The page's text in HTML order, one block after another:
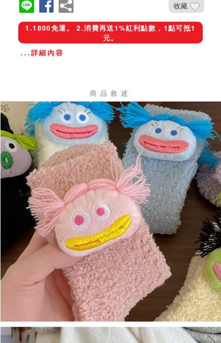
收藏
1.1800免運。 2.消費再送1%紅利點數，1點可抵1
元。
...詳細內容
商品敘述